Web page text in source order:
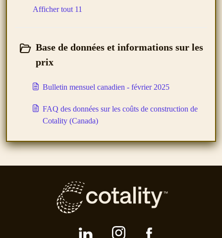
Afficher tout 11
Base de données et informations sur les
prix
Bulletin mensuel canadien - février 2025
FAQ des données sur les coûts de construction de
Cotality (Canada)